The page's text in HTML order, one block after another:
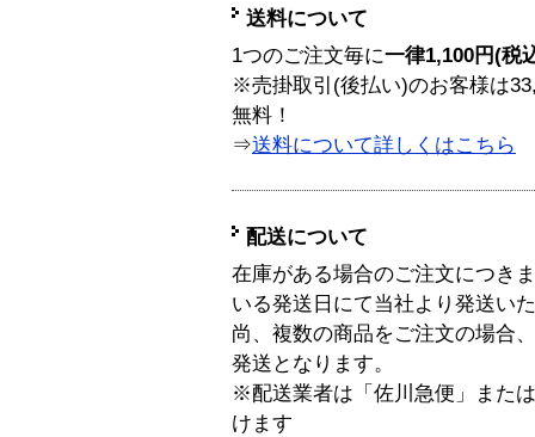
送料について
1つのご注文毎に一律1,100円(税
※売掛取引(後払い)のお客様は
無料！
⇒送料について詳しくはこちら
配送について
在庫がある場合のご注文につき
いる発送日にて当社より発送い
尚、複数の商品をご注文の場合
発送となります。
※配送業者は「佐川急便」また
けます